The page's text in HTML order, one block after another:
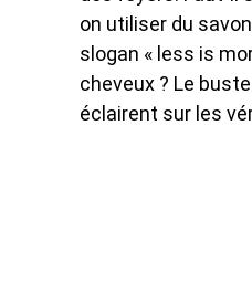
on utiliser du
slogan « less is
cheveux ? Le
éclairent sur les